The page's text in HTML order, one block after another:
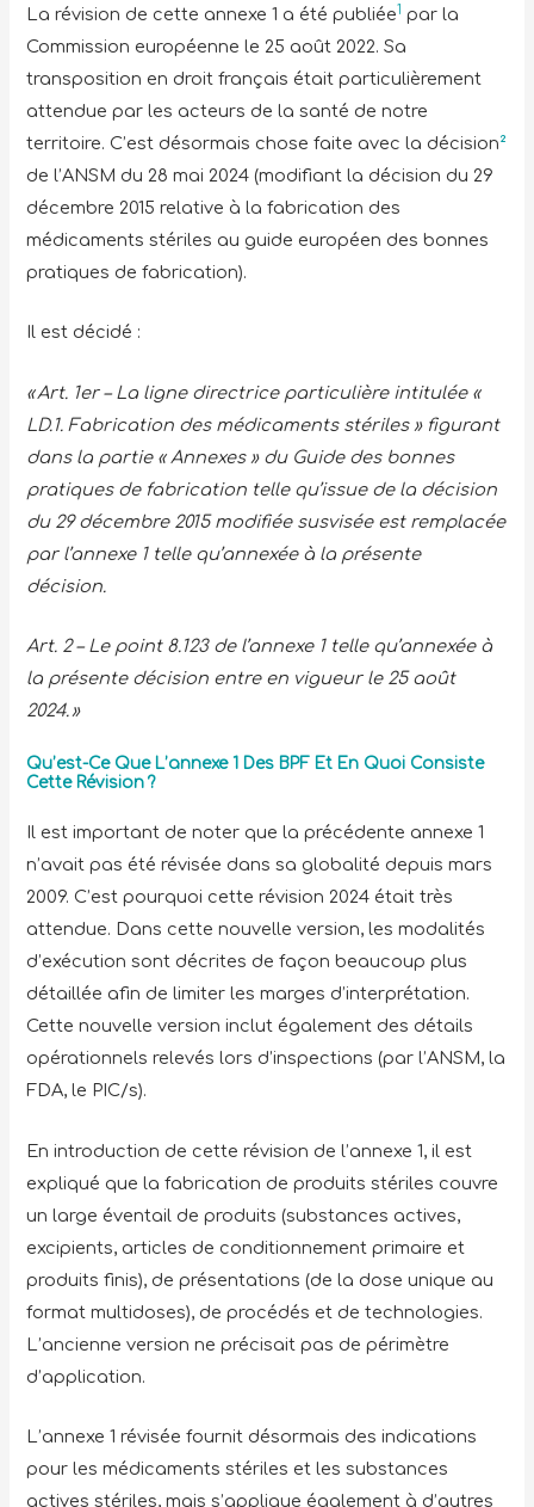
La révision de cette annexe 1 a été publiée1 par la
Commission européenne le 25 août 2022. Sa
transposition en droit français était particulièrement
attendue par les acteurs de la santé de notre
territoire. C’est désormais chose faite avec la décision²
de l’ANSM du 28 mai 2024 (modifiant la décision du 29
décembre 2015 relative à la fabrication des
médicaments stériles au guide européen des bonnes
pratiques de fabrication).
Il est décidé :
« Art. 1er – La ligne directrice particulière intitulée «
LD.1. Fabrication des médicaments stériles » figurant
dans la partie « Annexes » du Guide des bonnes
pratiques de fabrication telle qu’issue de la décision
du 29 décembre 2015 modifiée susvisée est remplacée
par l’annexe 1 telle qu’annexée à la présente
décision.
Art. 2 – Le point 8.123 de l’annexe 1 telle qu’annexée à
la présente décision entre en vigueur le 25 août
2024. »
Qu’est-Ce Que L’annexe 1 Des BPF Et En Quoi Consiste
Cette Révision ?
Il est important de noter que la précédente annexe 1
n’avait pas été révisée dans sa globalité depuis mars
2009. C’est pourquoi cette révision 2024 était très
attendue. Dans cette nouvelle version, les modalités
d’exécution sont décrites de façon beaucoup plus
détaillée afin de limiter les marges d’interprétation.
Cette nouvelle version inclut également des détails
opérationnels relevés lors d’inspections (par l’ANSM, la
FDA, le PIC/s).
En introduction de cette révision de l’annexe 1, il est
expliqué que la fabrication de produits stériles couvre
un large éventail de produits (substances actives,
excipients, articles de conditionnement primaire et
produits finis), de présentations (de la dose unique au
format multidoses), de procédés et de technologies.
L’ancienne version ne précisait pas de périmètre
d’application.
L’annexe 1 révisée fournit désormais des indications
pour les médicaments stériles et les substances
actives stériles, mais s’applique également à d’autres